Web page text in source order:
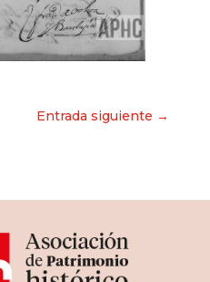
Entrada siguiente →